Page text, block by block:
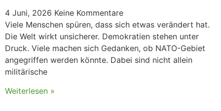
4 Juni, 2026 Keine Kommentare
Viele Menschen spüren, dass sich etwas verändert hat.
Die Welt wirkt unsicherer. Demokratien stehen unter
Druck. Viele machen sich Gedanken, ob NATO-Gebiet
angegriffen werden könnte. Dabei sind nicht allein
militärische
Weiterlesen »